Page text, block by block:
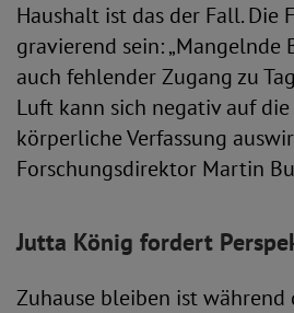
Haushalt ist das der Fall. Die
gravierend sein: „Mangelnde
auch fehlender Zugang zu
Luft kann sich negativ auf
körperliche Verfassung
Forschungsdirektor Martin
Jutta König fordert
Zuhause bleiben ist während